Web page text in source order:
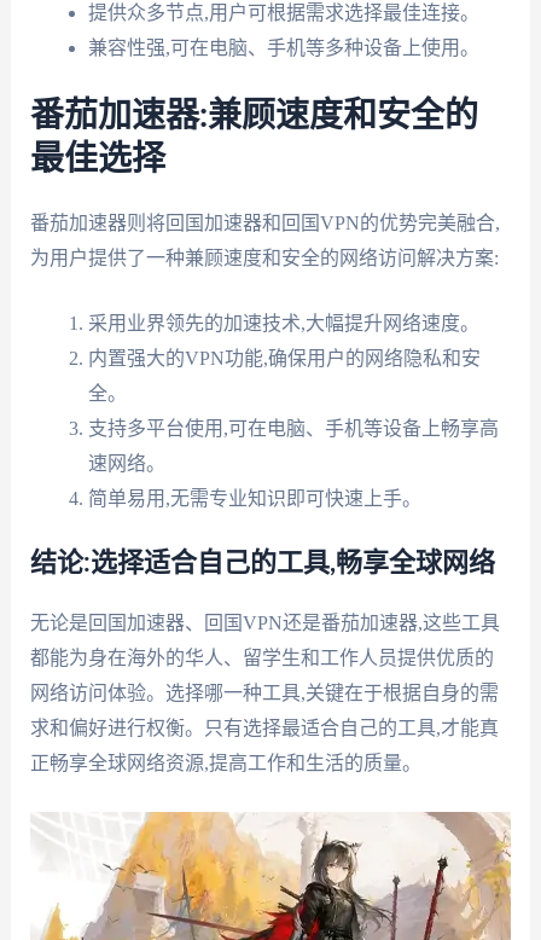
提供众多节点,用户可根据需求选择最佳连接。
兼容性强,可在电脑、手机等多种设备上使用。
番茄加速器:兼顾速度和安全的
最佳选择
番茄加速器则将回国加速器和回国VPN的优势完美融合,
为用户提供了一种兼顾速度和安全的网络访问解决方案:
采用业界领先的加速技术,大幅提升网络速度。
内置强大的VPN功能,确保用户的网络隐私和安
全。
支持多平台使用,可在电脑、手机等设备上畅享高
速网络。
简单易用,无需专业知识即可快速上手。
结论:选择适合自己的工具,畅享全球网络
无论是回国加速器、回国VPN还是番茄加速器,这些工具
都能为身在海外的华人、留学生和工作人员提供优质的
网络访问体验。选择哪一种工具,关键在于根据自身的需
求和偏好进行权衡。只有选择最适合自己的工具,才能真
正畅享全球网络资源,提高工作和生活的质量。